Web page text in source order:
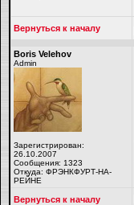
Вернуться к началу
Boris Velehov
Admin
Зарегистрирован:
26.10.2007
Сообщения: 1323
Откуда: ФРЭНКФУРТ-НА-
РЕЙНЕ
Вернуться к началу